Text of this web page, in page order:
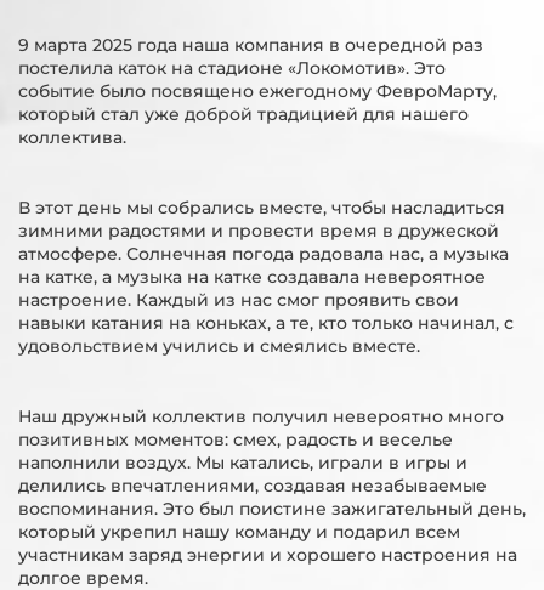
9 марта 2025 года наша компания в очередной раз
постелила каток на стадионе «Локомотив». Это
событие было посвящено ежегодному ФевроМарту,
который стал уже доброй традицией для нашего
коллектива.
В этот день мы собрались вместе, чтобы насладиться
зимними радостями и провести время в дружеской
атмосфере. Солнечная погода радовала нас, а музыка
на катке, а музыка на катке создавала невероятное
настроение. Каждый из нас смог проявить свои
навыки катания на коньках, а те, кто только начинал, с
удовольствием учились и смеялись вместе.
Наш дружный коллектив получил невероятно много
позитивных моментов: смех, радость и веселье
наполнили воздух. Мы катались, играли в игры и
делились впечатлениями, создавая незабываемые
воспоминания. Это был поистине зажигательный день,
который укрепил нашу команду и подарил всем
участникам заряд энергии и хорошего настроения на
долгое время.